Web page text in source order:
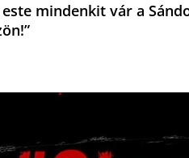
mindenkit vár a